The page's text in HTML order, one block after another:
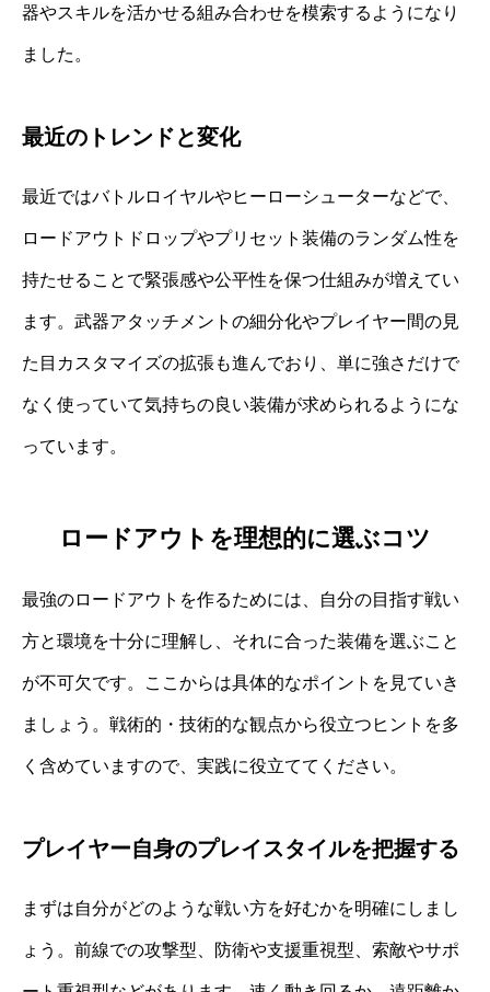
器やスキルを活かせる組み合わせを模索するようになり
ました。
最近のトレンドと変化
最近ではバトルロイヤルやヒーローシューターなどで、
ロードアウトドロップやプリセット装備のランダム性を
持たせることで緊張感や公平性を保つ仕組みが増えてい
ます。武器アタッチメントの細分化やプレイヤー間の見
た目カスタマイズの拡張も進んでおり、単に強さだけで
なく使っていて気持ちの良い装備が求められるようにな
っています。
ロードアウトを理想的に選ぶコツ
最強のロードアウトを作るためには、自分の目指す戦い
方と環境を十分に理解し、それに合った装備を選ぶこと
が不可欠です。ここからは具体的なポイントを見ていき
ましょう。戦術的・技術的な観点から役立つヒントを多
く含めていますので、実践に役立ててください。
プレイヤー自身のプレイスタイルを把握する
まずは自分がどのような戦い方を好むかを明確にしまし
ょう。前線での攻撃型、防衛や支援重視型、索敵やサポ